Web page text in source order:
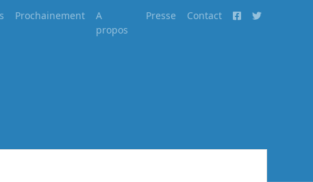
Prochainement
A
propos
Presse Contact